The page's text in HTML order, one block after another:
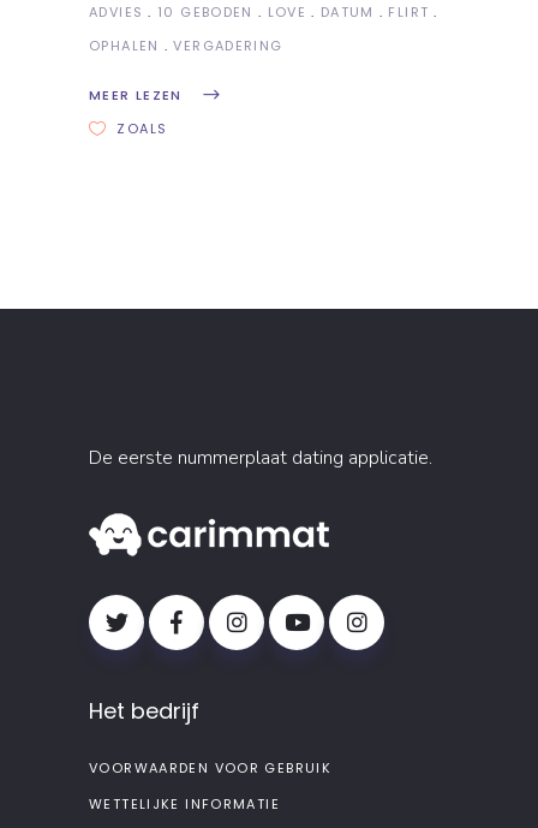
ADVIES 10 GEBODEN LOVE DATUM
FLIRT
OPHALEN
VERGADERING
MEER LEZEN
ZOALS
De eerste nummerplaat dating applicatie.
Het bedrijf
VOORWAARDEN VOOR GEBRUIK
WETTELIJKE INFORMATIE